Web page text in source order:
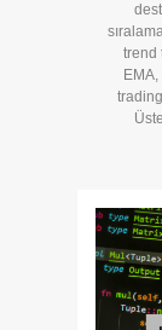
trend
EMA,